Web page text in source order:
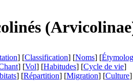
(Arvicolinae
] [Classification] [Noms] [
] [Vol] [Habitudes] [Cycle de vie]
] [Répartition] [Migration] [Culture